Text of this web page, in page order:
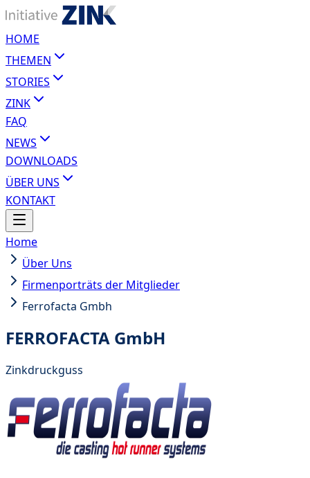
HOME
THEMEN
STORIES
ZINK
FAQ
NEWS
DOWNLOADS
ÜBER UNS
KONTAKT
Home
Über Uns
Firmenporträts der Mitglieder
Ferrofacta Gmbh
FERROFACTA GmbH
Zinkdruckguss